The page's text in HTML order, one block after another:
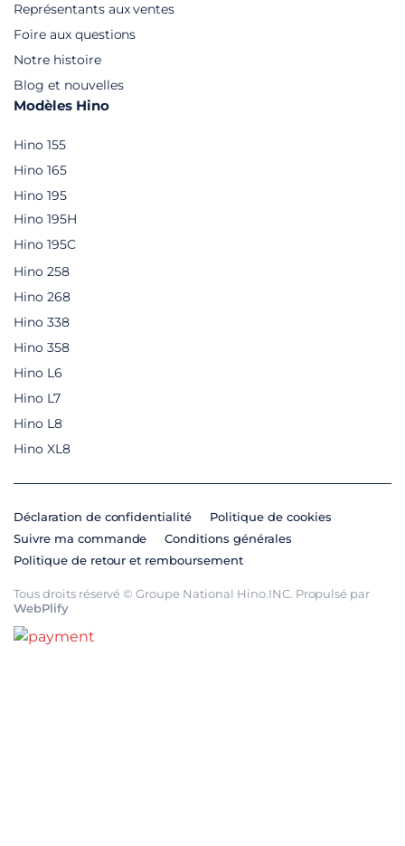
Représentants aux ventes
Foire aux questions
Notre histoire
Blog et nouvelles
Modèles Hino
Hino 155
Hino 165
Hino 195
Hino 195H
Hino 195C
Hino 258
Hino 268
Hino 338
Hino 358
Hino L6
Hino L7
Hino L8
Hino XL8
Déclaration de confidentialité
Politique de cookies
Suivre ma commande
Conditions générales
Politique de retour et remboursement
Tous droits réservé © Groupe National Hino.INC. Propulsé par
WebPlify